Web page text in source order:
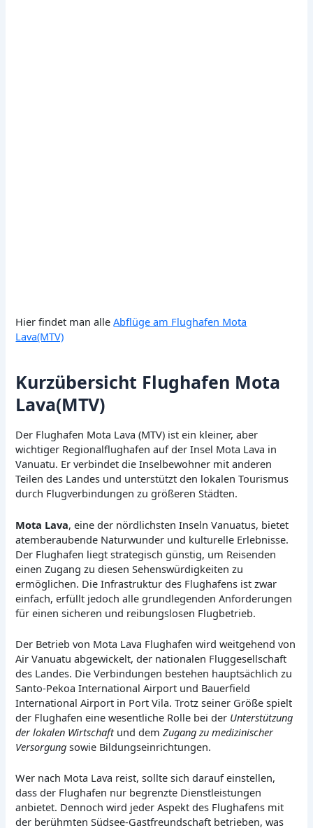
Hier findet man alleAbflüge am Flughafen Mota
Lava(MTV)
Kurzübersicht Flughafen Mota
Lava(MTV)
Der Flughafen Mota Lava (MTV) ist ein kleiner, aber
wichtiger Regionalflughafen auf der Insel Mota Lava in
Vanuatu. Er verbindet die Inselbewohner mit anderen
Teilen des Landes und unterstützt den lokalen Tourismus
durch Flugverbindungen zu größeren Städten.
Mota Lava, eine der nördlichsten Inseln Vanuatus, bietet
atemberaubende Naturwunder und kulturelle Erlebnisse.
Der Flughafen liegt strategisch günstig, um Reisenden
einen Zugang zu diesen Sehenswürdigkeiten zu
ermöglichen. Die Infrastruktur des Flughafens ist zwar
einfach, erfüllt jedoch alle grundlegenden Anforderungen
für einen sicheren und reibungslosen Flugbetrieb.
Der Betrieb von Mota Lava Flughafen wird weitgehend von
Air Vanuatu abgewickelt, der nationalen Fluggesellschaft
des Landes. Die Verbindungen bestehen hauptsächlich zu
Santo-Pekoa International Airport und Bauerfield
International Airport in Port Vila. Trotz seiner Größe spielt
der Flughafen eine wesentliche Rolle bei der Unterstützung
der lokalen Wirtschaftund demZugang zu medizinischer
Versorgung sowie Bildungseinrichtungen.
Wer nach Mota Lava reist, sollte sich darauf einstellen,
dass der Flughafen nur begrenzte Dienstleistungen
anbietet. Dennoch wird jeder Aspekt des Flughafens mit
der berühmten Südsee-Gastfreundschaft betrieben, was